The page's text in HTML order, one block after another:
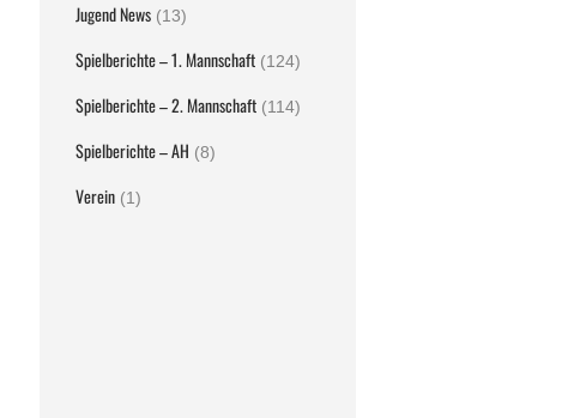
Jugend News (13)
Spielberichte – 1. Mannschaft (124)
Spielberichte – 2. Mannschaft (114)
Spielberichte – AH (8)
Verein (1)